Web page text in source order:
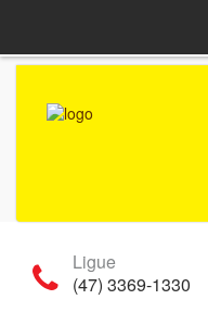
Ligue
(47) 3369-1330